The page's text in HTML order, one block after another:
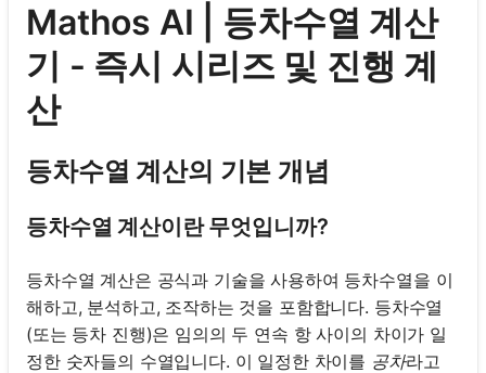
Mathos AI | 등차수열 계산
기 - 즉시 시리즈 및 진행 계
산
등차수열 계산의 기본 개념
등차수열 계산이란 무엇입니까?
등차수열 계산은 공식과 기술을 사용하여 등차수열을 이
해하고, 분석하고, 조작하는 것을 포함합니다. 등차수열
(또는 등차 진행)은 임의의 두 연속 항 사이의 차이가 일
정한 숫자들의 수열입니다. 이 일정한 차이를 공차라고